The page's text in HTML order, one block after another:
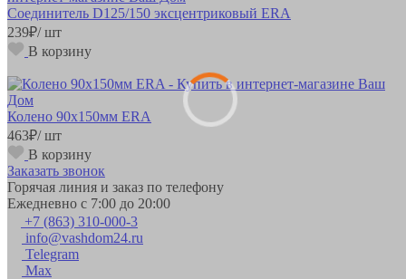
Соединитель D125/150 эксцентриковый ERA
239₽/ шт
В корзину
Колено 90х150мм ERA
463₽/ шт
В корзину
Заказать звонок
Горячая линия и заказ по телефону
Ежедневно с 7:00 до 20:00
+7 (863) 310-000-3
info@vashdom24.ru
Telegram
Max